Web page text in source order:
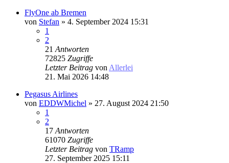
FlyOne ab Bremen
von Stefan » 4. September 2024 15:31
1
2
21 Antworten
72825 Zugriffe
Letzter Beitrag von Allerlei
21. Mai 2026 14:48
Pegasus Airlines
von EDDWMichel » 27. August 2024 21:50
1
2
17 Antworten
61070 Zugriffe
Letzter Beitrag von TRamp
27. September 2025 15:11